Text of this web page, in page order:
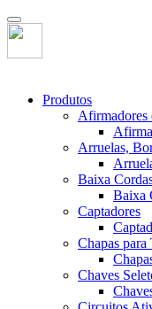
Produtos
Afirmadores
Arruelas,
Baixa
Baixa
Captadores
Chapas
Chaves